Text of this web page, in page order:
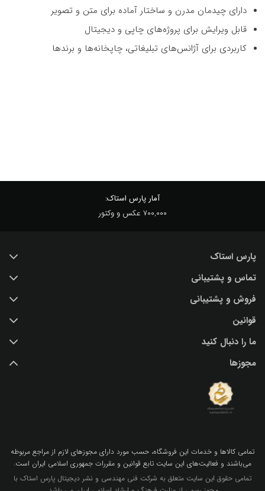
دارای چیدمان مدرن و ساختار آماده برای متن و تصویر
قابل ویرایش برای پروژه‌های چاپی و دیجیتال
کاربردی برای آژانس‌های تبلیغاتی، چاپخانه‌ها و برندها
آمار پارس استاک:
700,000 عکس و وکتور
پارس استاک
خرید عکس با کیفیت
درباره ما
پرسش و پاسخ
اشتراک / تمدید
بلاگ پارس استاک
نکات و ترفندهای طراحی گرافیکی
تماس و پشتیبانی
تماس با ما
فروش و پشتیبانی
(IR) 021 28428845
support@parsstock.ir
قوانین
شرایط استفاده از وب سایت
سیاست حفظ حریم شخصی کاربران
ما را دنبال کنید
مجوزها
تمامي كالاها و خدمات اين فروشگاه، حسب مورد داراي مجوزهاي لازم از مراجع مربوطه
مي‌باشند و فعاليت‌هاي اين سايت تابع قوانين و مقررات جمهوري اسلامي ايران است.
تمامی حقوق این سایت متعلق به شرکت فنی مهندسی و نشر دیجیتال پارس استاک با